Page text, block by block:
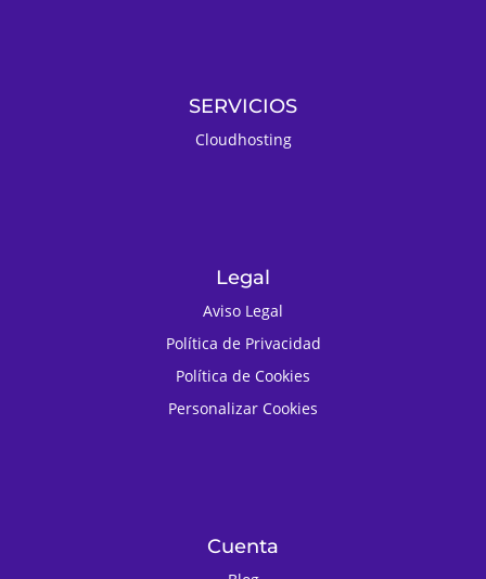
SERVICIOS
Cloudhosting
Legal
Aviso Legal
Política de Privacidad
Política de Cookies
Personalizar Cookies
Cuenta